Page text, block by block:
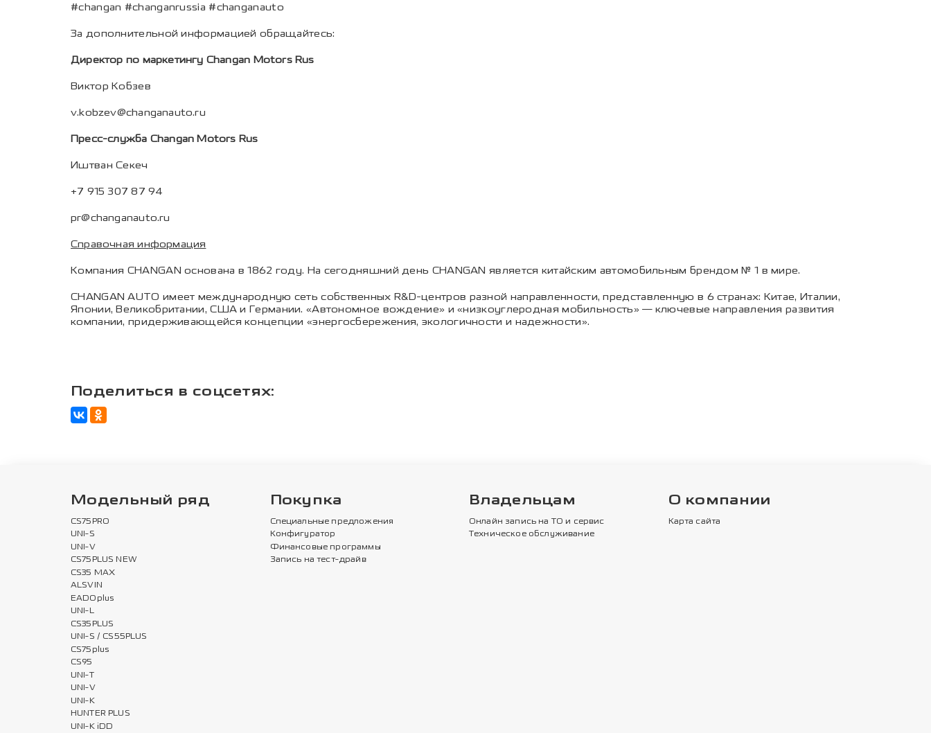
#changan #changanrussia #changanauto
За дополнительной информацией обращайтесь:
Директор по маркетингу Changan Motors Rus
Виктор Кобзев
v.kobzev@changanauto.ru
Пресс-служба Changan Motors Rus
Иштван Секеч
+7 915 307 87 94
pr@changanauto.ru
Справочная информация
Компания CHANGAN основана в 1862 году. На сегодняшний день CHANGAN является китайским автомобильным брендом № 1 в мире.
CHANGAN AUTO имеет международную сеть собственных R&D-центров разной направленности, представленную в 6 странах: Китае, Италии,
Японии, Великобритании, США и Германии. «Автономное вождение» и «низкоуглеродная мобильность» — ключевые направления развития
компании, придерживающейся концепции «энергосбережения, экологичности и надежности».
Поделиться в соцсетях:
Модельный ряд
CS75PRO
UNI-S
UNI-V
CS75PLUS NEW
CS35 MAX
ALSVIN
EADOplus
UNI-L
CS35PLUS
UNI-S / CS55PLUS
CS75plus
CS95
UNI-T
UNI-V
UNI-K
HUNTER PLUS
UNI-K iDD
Покупка
Специальные предложения
Конфигуратор
Финансовые программы
Запись на тест-драйв
Владельцам
Онлайн запись на ТО и сервис
Техническое обслуживание
О компании
Карта сайта